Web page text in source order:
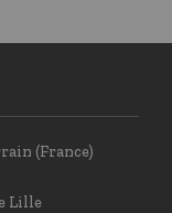
(France)
Lille